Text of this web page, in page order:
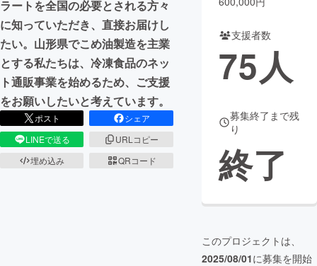
ラートを全国の必要とされる方々
に知っていただき、直接お届けし
たい。山形県でこめ油製造を主業
とする私たちは、冷凍食品のネッ
ト通販事業を始めるため、ご支援
をお願いしたいと考えています。
ポスト
シェア
LINEで送る
URLコピー
埋め込み
QRコード
支援者数
75人
募集終了まで残
り
終了
このプロジェクトは、
2025/08/01に募集を開始